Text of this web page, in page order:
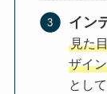
イン
見た
ザイン
とし